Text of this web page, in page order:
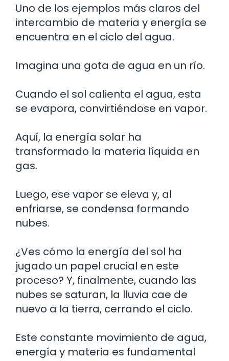
Uno de los ejemplos más claros del
intercambio de materia y energía se
encuentra en el ciclo del agua.
Imagina una gota de agua en un río.
Cuando el sol calienta el agua, esta
se evapora, convirtiéndose en vapor.
Aquí, la energía solar ha
transformado la materia líquida en
gas.
Luego, ese vapor se eleva y, al
enfriarse, se condensa formando
nubes.
¿Ves cómo la energía del sol ha
jugado un papel crucial en este
proceso? Y, finalmente, cuando las
nubes se saturan, la lluvia cae de
nuevo a la tierra, cerrando el ciclo.
Este constante movimiento de agua,
energía y materia es fundamental